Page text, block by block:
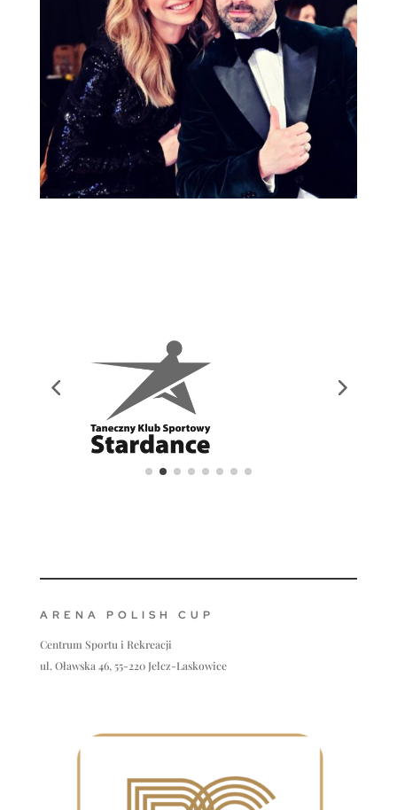
ARENA POLISH CUP
Centrum Sportu i Rekreacji
ul. Oławska 46, 55-220 Jelcz-Laskowice